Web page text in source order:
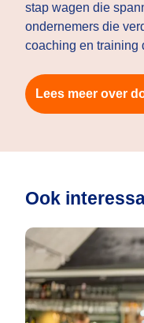
stap wagen die
ondernemers die
coaching en training
Lees meer over
Ook